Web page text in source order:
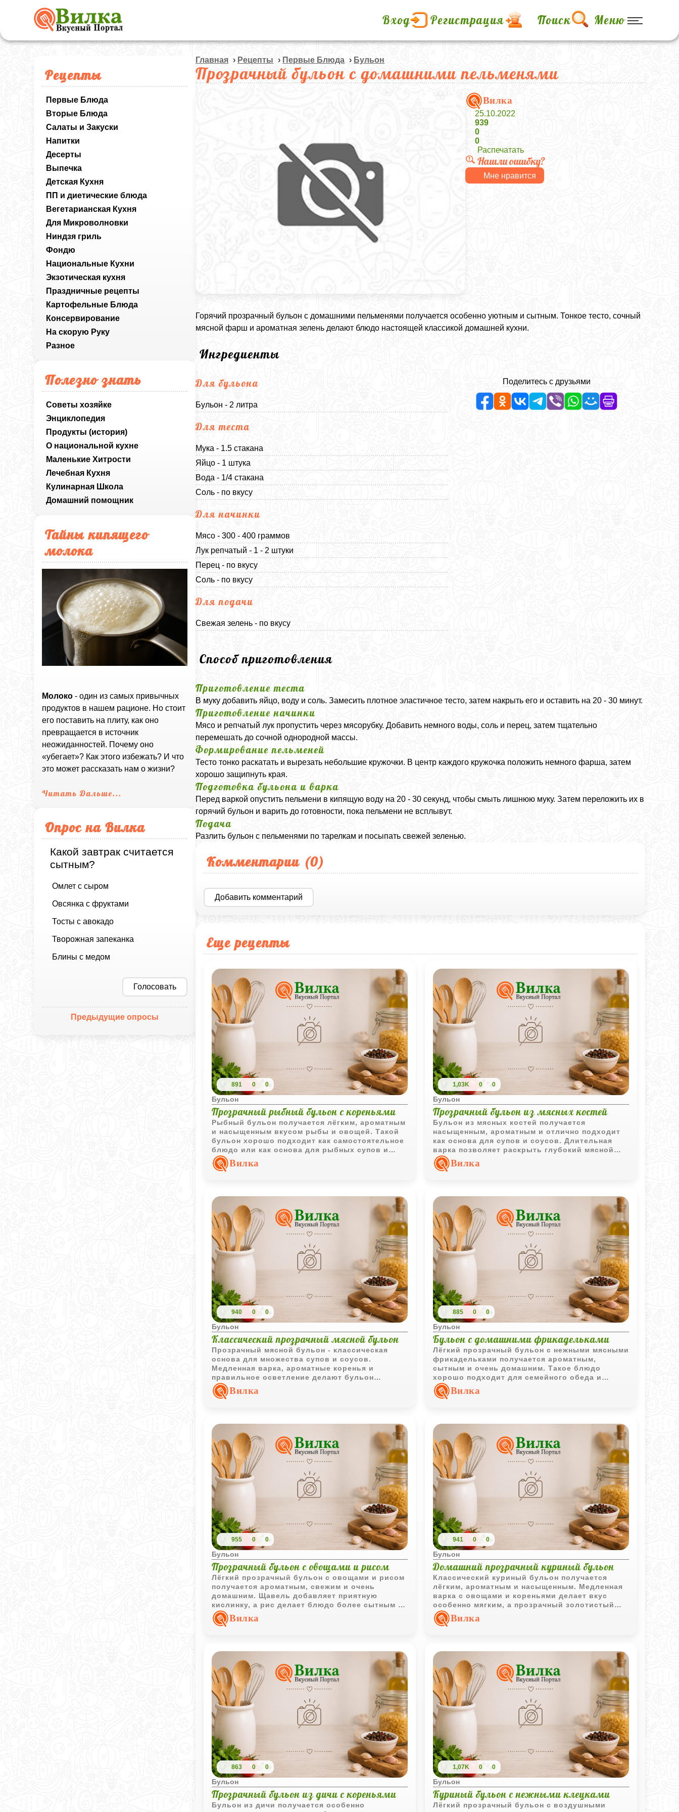
Вход Регистрация Поиск Меню
Рецепты
Первые Блюда
Вторые Блюда
Салаты и Закуски
Напитки
Десерты
Выпечка
Детская Кухня
ПП и диетические блюда
Вегетарианская Кухня
Для Микроволновки
Ниндзя гриль
Фондю
Национальные Кухни
Экзотическая кухня
Праздничные рецепты
Картофельные Блюда
Консервирование
На скорую Руку
Разное
Полезно знать
Советы хозяйке
Энциклопедия
Продукты (история)
О национальной кухне
Маленькие Хитрости
Лечебная Кухня
Кулинарная Школа
Домашний помощник
Тайны кипящего
молока
Молоко - один из самых привычных
продуктов в нашем рационе. Но стоит
его поставить на плиту, как оно
превращается в источник
неожиданностей. Почему оно
«убегает»? Как этого избежать? И что
это может рассказать нам о жизни?
Читать Дальше...
Опрос на Вилка
Какой завтрак считается
сытным?
Омлет с сыром
Овсянка с фруктами
Тосты с авокадо
Творожная запеканка
Блины с медом
Голосовать
Предыдущие опросы
Главная › Рецепты › Первые Блюда › Бульон
Прозрачный бульон с домашними пельменями
Вилка
25.10.2022
939
0
0
Распечатать
Нашли ошибку?
Мне нравится
Горячий прозрачный бульон с домашними пельменями получается особенно уютным и сытным. Тонкое тесто, сочный
мясной фарш и ароматная зелень делают блюдо настоящей классикой домашней кухни.
Ингредиенты
Для бульона
Бульон - 2 литра
Для теста
Мука - 1.5 стакана
Яйцо - 1 штука
Вода - 1/4 стакана
Соль - по вкусу
Для начинки
Мясо - 300 - 400 граммов
Лук репчатый - 1 - 2 штуки
Перец - по вкусу
Соль - по вкусу
Для подачи
Свежая зелень - по вкусу
Поделитесь с друзьями
Способ приготовления
Приготовление теста
В муку добавить яйцо, воду и соль. Замесить плотное эластичное тесто, затем накрыть его и оставить на 20 - 30 минут.
Приготовление начинки
Мясо и репчатый лук пропустить через мясорубку. Добавить немного воды, соль и перец, затем тщательно
перемешать до сочной однородной массы.
Формирование пельменей
Тесто тонко раскатать и вырезать небольшие кружочки. В центр каждого кружочка положить немного фарша, затем
хорошо защипнуть края.
Подготовка бульона и варка
Перед варкой опустить пельмени в кипящую воду на 20 - 30 секунд, чтобы смыть лишнюю муку. Затем переложить их в
горячий бульон и варить до готовности, пока пельмени не всплывут.
Подача
Разлить бульон с пельменями по тарелкам и посыпать свежей зеленью.
Комментарии (0)
Добавить комментарий
Еще рецепты
891 0 0
Бульон
Прозрачный рыбный бульон с кореньями
Рыбный бульон получается лёгким, ароматным
и насыщенным вкусом рыбы и овощей. Такой
бульон хорошо подходит как самостоятельное
блюдо или как основа для рыбных супов и
соусов.Вилка
1,03K 0 0
Бульон
Прозрачный бульон из мясных костей
Бульон из мясных костей получается
насыщенным, ароматным и отлично подходит
как основа для супов и соусов. Длительная
варка позволяет раскрыть глубокий мясной
вкус и получить прозрачный домашний бульон.
Вилка
940 0 0
Бульон
Классический прозрачный мясной бульон
Прозрачный мясной бульон - классическая
основа для множества супов и соусов.
Медленная варка, ароматные коренья и
правильное осветление делают бульон
насыщенным, золотистым и особенно чистым
по вкусу.
Вилка
885 0 0
Бульон
Бульон с домашними фрикадельками
Лёгкий прозрачный бульон с нежными мясными
фрикадельками получается ароматным,
сытным и очень домашним. Такое блюдо
хорошо подходит для семейного обеда и
отлично сочетается со свежей зеленью.
Вилка
955 0 0
Бульон
Прозрачный бульон с овощами и рисом
Лёгкий прозрачный бульон с овощами и рисом
получается ароматным, свежим и очень
домашним. Щавель добавляет приятную
кислинку, а рис делает блюдо более сытным и
мягким по вкусу.
Вилка
941 0 0
Бульон
Домашний прозрачный куриный бульон
Классический куриный бульон получается
лёгким, ароматным и насыщенным. Медленная
варка с овощами и кореньями делает вкус
особенно мягким, а прозрачный золотистый
бульон отлично подходит как самостоятельное
блюдо или основа для супов.
Вилка
863 0 0
Бульон
Прозрачный бульон из дичи с кореньями
Бульон из дичи получается особенно
1,07K 0 0
Бульон
Куриный бульон с нежными клецками
Лёгкий прозрачный бульон с воздушными